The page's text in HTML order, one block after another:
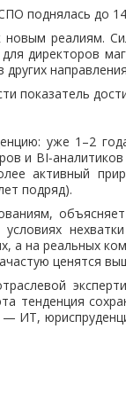
поднялась до
реалиям.
директоров
показатель
уже 1–2
и
активный
подряд).
а на реальных
ценятся
тенденция
— ИТ,